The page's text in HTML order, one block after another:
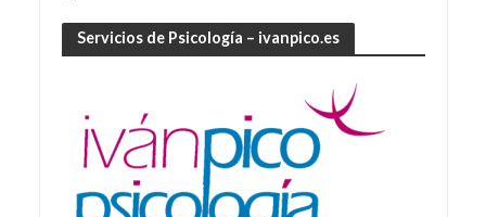
Servicios de Psicología – ivanpico.es